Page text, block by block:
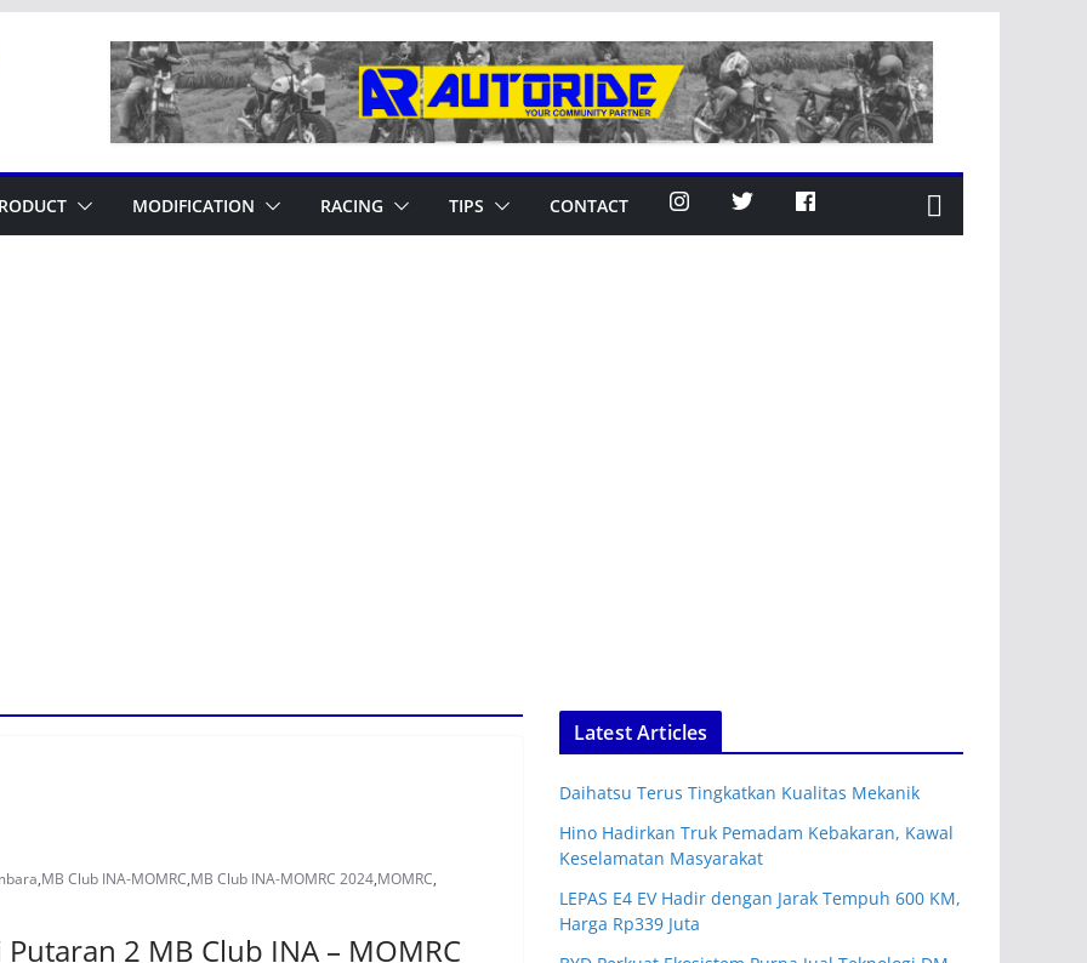
MODIFICATION RACING TIPS CONTACT
,MB Club INA-MOMRC,MB Club INA-MOMRC 2024,MOMRC,
2 MB Club INA – MOMRC
Latest Articles
Daihatsu Terus Tingkatkan Kualitas Mekanik
Hino Hadirkan Truk Pemadam Kebakaran, Kawal
Keselamatan Masyarakat
LEPAS E4 EV Hadir dengan Jarak Tempuh 600 KM,
Harga Rp339 Juta